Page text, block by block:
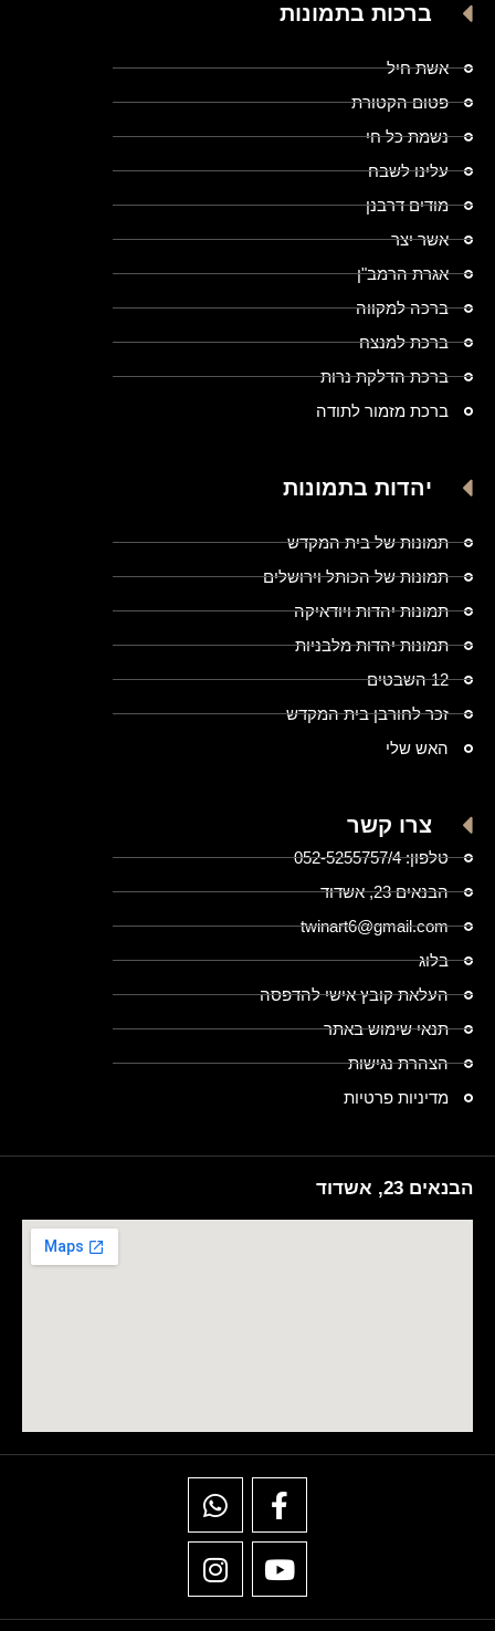
ברכות בתמונות
אשת חיל
פטום הקטורת
נשמת כל חי
עלינו לשבח
מודים דרבנן
אשר יצר
אגרת הרמב"ן
ברכה למקווה
ברכת למנצח
ברכת הדלקת נרות
ברכת מזמור לתודה
יהדות בתמונות
תמונות של בית המקדש
תמונות של הכותל וירושלים
תמונות יהדות ויודאיקה
תמונות יהדות מלבניות
12 השבטים
זכר לחורבן בית המקדש
האש שלי
צרו קשר
טלפון: 052-5255757/4
הבנאים 23, אשדוד
twinart6@gmail.com
בלוג
העלאת קובץ אישי להדפסה
תנאי שימוש באתר
הצהרת נגישות
מדיניות פרטיות
הבנאים 23, אשדוד